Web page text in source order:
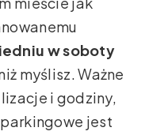
w soboty
myślisz. Ważne
i godziny,
jest